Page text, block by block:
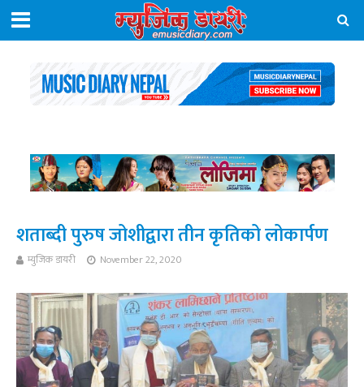
शताब्दी पुरुष जोशीद्वारा तीन कृतिको लोकार्पण
म्युजिक डायरी November 22, 2020